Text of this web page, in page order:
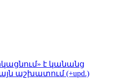
է կանանց
աշխատում (+upd.)